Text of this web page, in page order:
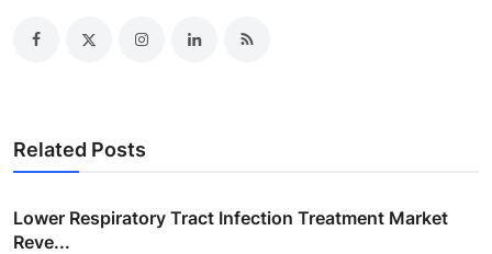
Related Posts
Lower Respiratory Tract Infection Treatment Market
Reve...